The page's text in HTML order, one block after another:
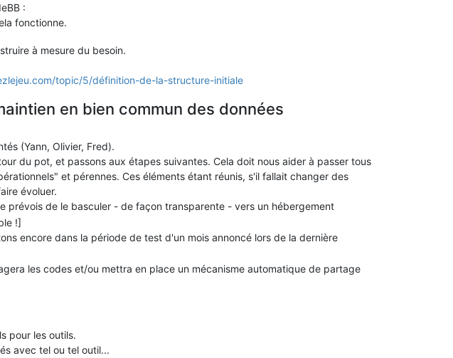
:
fonctionne.
à mesure du besoin.
topic/5/définition-de-la-structure-initiale
en bien commun des données
(Yann, Olivier, Fred).
du pot, et passons aux étapes suivantes. Cela doit nous aider à passer tous
et pérennes. Ces éléments étant réunis, s'il fallait changer des
évoluer.
prévois de le basculer - de façon transparente - vers un hébergement
!]
encore dans la période de test d'un mois annoncé lors de la dernière
les codes et/ou mettra en place un mécanisme automatique de partage
pour les outils.
avec tel ou tel outil...